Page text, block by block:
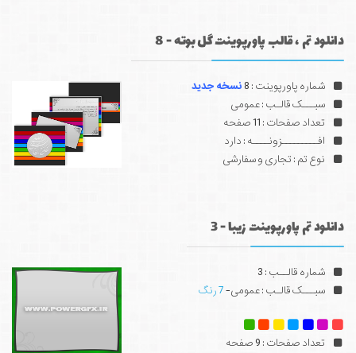
دانلود تم ، قالب پاورپوینت گل بوته - 8
شماره پاورپوینت : 8
نسخه جدید
سبـــک قالـب : عمومی
تعداد صفحات : 11 صفحه
افـــــــــزونــــه : دارد
نوع تم : تجاری و سفارشی
دانلود تم پاورپوینت زیبا - 3
شماره قالــب : 3
سبـــک قالـب : عمومی-7 رنگ
تعداد صفحات : 9 صفحه